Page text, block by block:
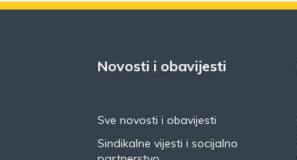
Novosti i obavijesti
Sve novosti i obavijesti
Sindikalne vijesti i socijalno